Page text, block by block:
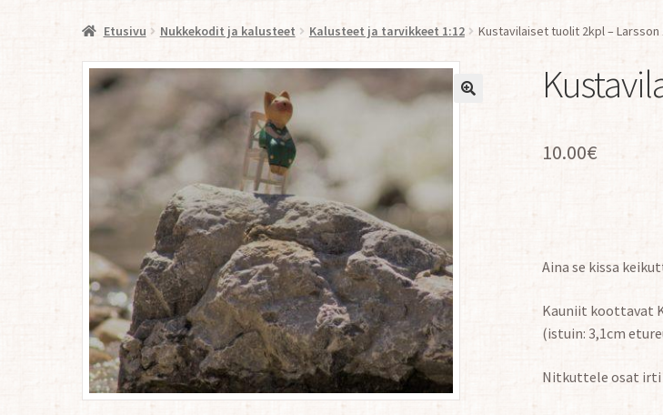
Etusivu Nukkekodit ja kalusteet Kalusteet ja tarvikkeet 1:12 Kustavilaiset tuolit 2kpl – Larsson
10.00€
Aina se kissa
Kauniit koottavat
(istuin: 3,1cm
Nitkuttele osat irti